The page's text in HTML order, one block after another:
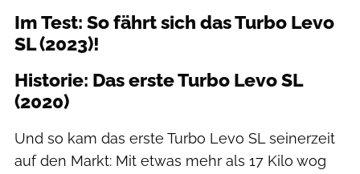
Im Test: So fährt sich das Turbo Levo
SL (2023)!
Historie: Das erste Turbo Levo SL
(2020)
Und so kam das erste Turbo Levo SL seinerzeit
auf den Markt: Mit etwas mehr als 17 Kilo wog